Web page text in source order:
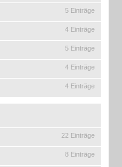
5 Einträge
4 Einträge
5 Einträge
4 Einträge
4 Einträge
22 Einträge
8 Einträge